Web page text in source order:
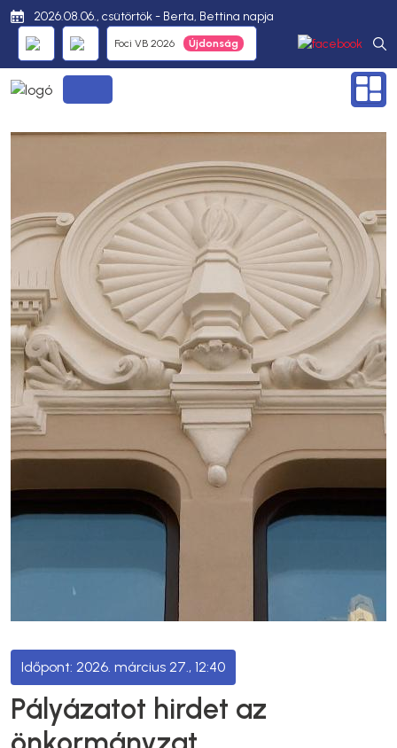
2026.08.06., csütörtök - Berta, Bettina napja
Foci VB 2026
2026. március 27., 12:40
Pályázatot hirdet az